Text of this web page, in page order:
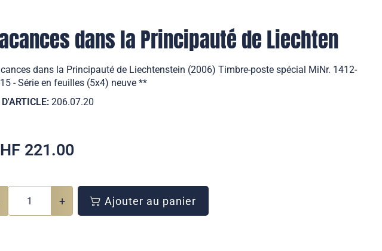
dans la Principauté de Liechten
dans la Principauté de Liechtenstein (2006) Timbre-poste spécial MiNr. 1412-
- Série en feuilles (5x4) neuve **
D'ARTICLE: 206.07.20
221.00
+ Ajouter au panier